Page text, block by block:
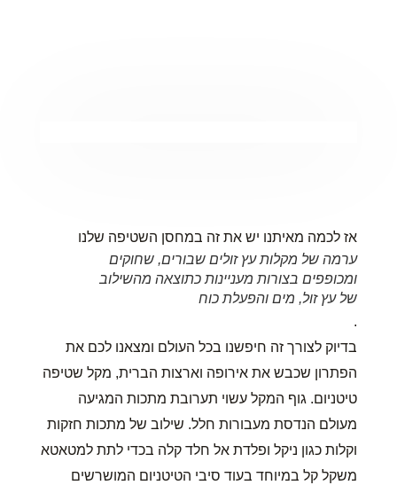
אז לכמה מאיתנו יש את זה במחסן השטיפה שלנו
ערמה של מקלות עץ זולים שבורים, שחוקים
ומכופפים בצורות מעניינות כתוצאה מהשילוב
של עץ זול, מים והפעלת כוח
.
בדיוק לצורך זה חיפשנו בכל העולם ומצאנו לכם את
הפתרון שכבש את אירופה וארצות הברית, מקל שטיפה
טיטניום. גוף המקל עשוי תערובת מתכות המגיעה
מעולם הנדסת מעבורות חלל. שילוב של מתכות חזקות
וקלות כגון ניקל ופלדת אל חלד קלה בכדי לתת למטאטא
משקל קל במיוחד בעוד סיבי הטיטניום המושרשים